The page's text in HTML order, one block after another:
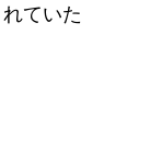
ていた